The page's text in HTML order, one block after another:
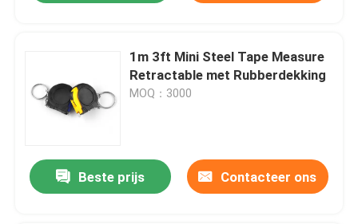
1m 3ft Mini Steel Tape Measure
Retractable met Rubberdekking
MOQ：3000
Beste prijs Contacteer ons